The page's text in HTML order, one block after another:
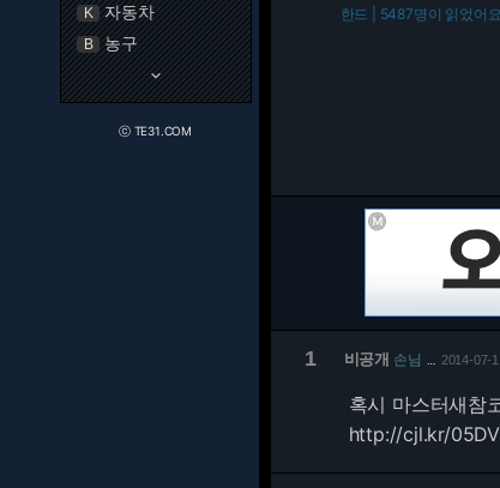
K 자동차
B 농구
keyboard_arrow_down
ⓒ TE31.COM
한드 | 5487명이 읽었어
1 비공개 손님 2014-07-
혹시 마스터새참
http://cjl.kr/